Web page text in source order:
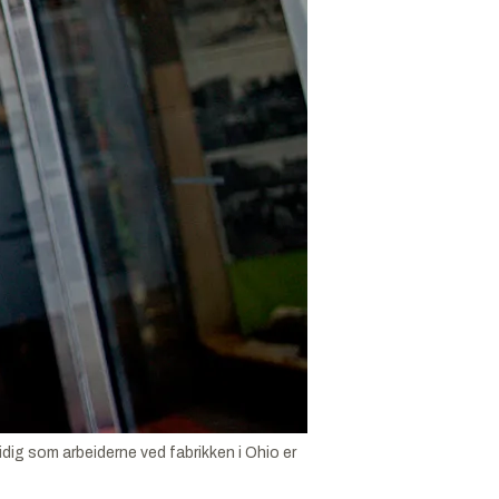
som arbeiderne ved fabrikken i Ohio er